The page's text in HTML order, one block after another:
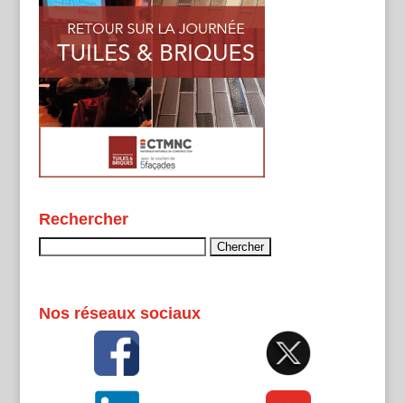
Rechercher
Nos réseaux sociaux